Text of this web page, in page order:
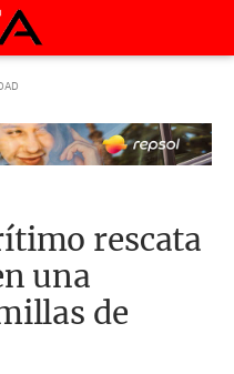
rescata
una
de